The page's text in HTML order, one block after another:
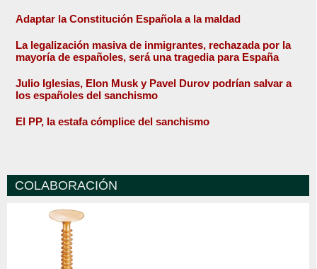
Adaptar la Constitución Española a la maldad
La legalización masiva de inmigrantes, rechazada por la
mayoría de españoles, será una tragedia para España
Julio Iglesias, Elon Musk y Pavel Durov podrían salvar a
los españoles del sanchismo
El PP, la estafa cómplice del sanchismo
COLABORACIÓN